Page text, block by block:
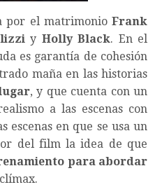
por el matrimonio Frank
y Holly Black. En el
es garantía de cohesión
maña en las historias
, y que cuenta con un
a las escenas con
en que se usa un
del film la idea de que
para abordar